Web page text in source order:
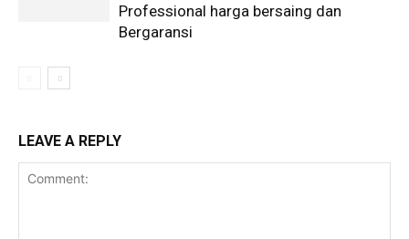
Professional harga bersaing dan
Bergaransi
LEAVE A REPLY